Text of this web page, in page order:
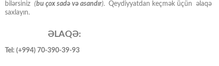
bilərsiniz (bu çox sadə və asandır). Qeydiyyatdan keçmək üçün əlaqə
saxlayın.
ƏLAQƏ:
Tel: (+994) 70-390-39-93